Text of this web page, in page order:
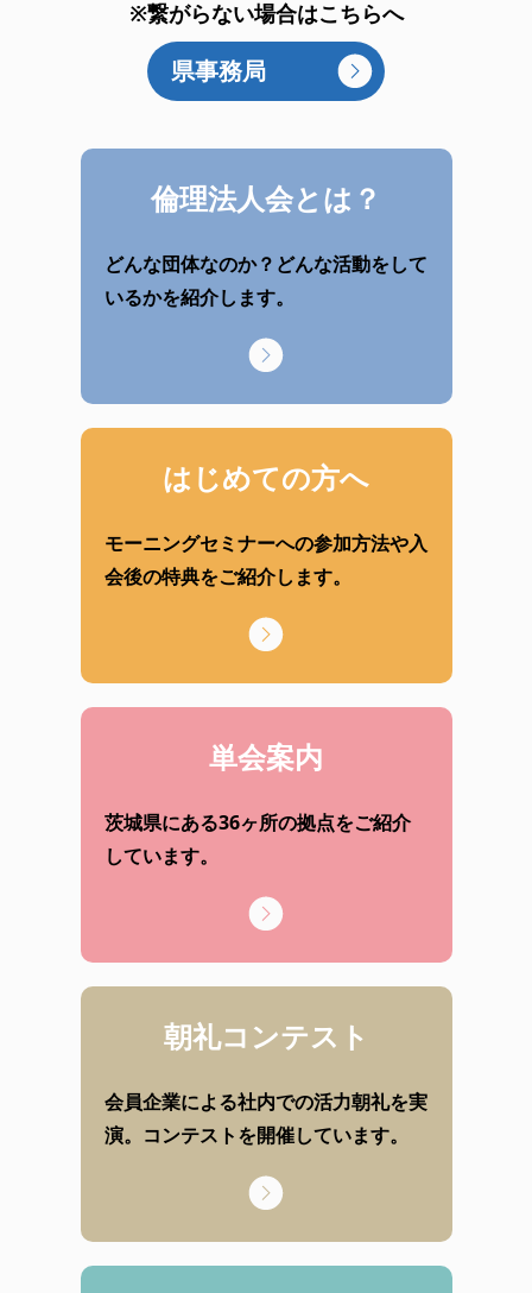
※繋がらない場合はこちらへ
県事務局
倫理法人会とは？
どんな団体なのか？どんな活動をして
いるかを紹介します。
はじめての方へ
モーニングセミナーへの参加方法や入
会後の特典をご紹介します。
単会案内
茨城県にある36ヶ所の拠点をご紹介
しています。
朝礼コンテスト
会員企業による社内での活力朝礼を実
演。コンテストを開催しています。